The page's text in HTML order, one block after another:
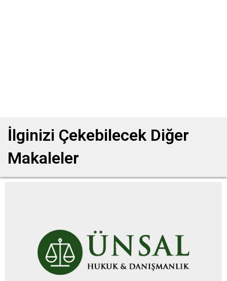
İlginizi Çekebilecek Diğer
Makaleler